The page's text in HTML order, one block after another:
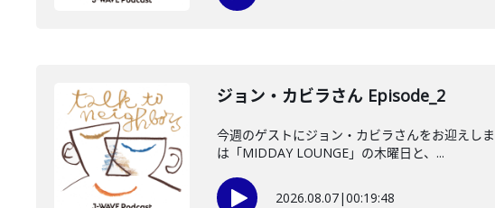
ジョン・カビラさん Episode_2
今週のゲストにジョン・カビラさんをお迎えし
は「MIDDAY LOUNGE」の木曜日と、...
2026.08.07|00:19:48